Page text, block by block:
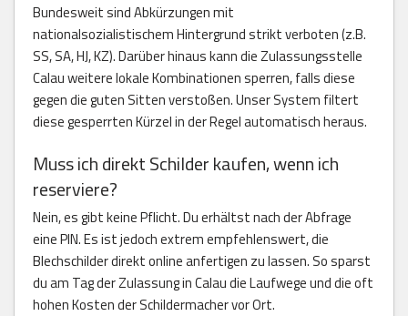
Bundesweit sind Abkürzungen mit
nationalsozialistischem Hintergrund strikt verboten (z.B.
SS, SA, HJ, KZ). Darüber hinaus kann die Zulassungsstelle
Calau weitere lokale Kombinationen sperren, falls diese
gegen die guten Sitten verstoßen. Unser System filtert
diese gesperrten Kürzel in der Regel automatisch heraus.
Muss ich direkt Schilder kaufen, wenn ich
reserviere?
Nein, es gibt keine Pflicht. Du erhältst nach der Abfrage
eine PIN. Es ist jedoch extrem empfehlenswert, die
Blechschilder direkt online anfertigen zu lassen. So sparst
du am Tag der Zulassung in Calau die Laufwege und die oft
hohen Kosten der Schildermacher vor Ort.